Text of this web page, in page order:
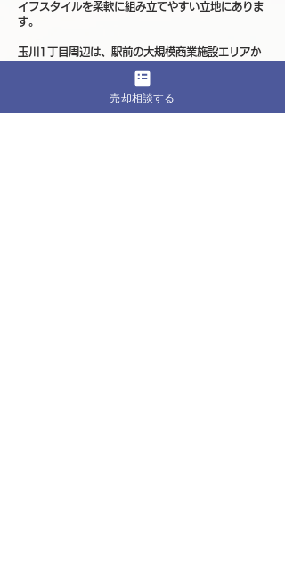
イフスタイルを柔軟に組み立てやすい立地にありま
す。
玉川1丁目周辺は、駅前の大規模商業施設エリアか
便性を損なわない距離感が特長です。二子玉川ライ
ズをはじめとする商業施設、スーパー、医療機関、
飲食店などが徒歩圏に揃い、生活動線を効率的にま
売却相談する